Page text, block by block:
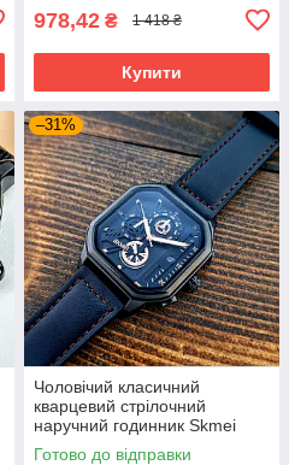
978,42 ₴ 1 418 ₴
Купити
–31%
Чоловічий класичний
кварцевий стрілочний
наручний годинник Skmei
1963 BKRG
Готово до відправки